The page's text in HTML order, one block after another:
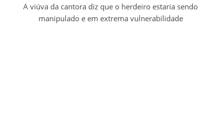
A viúva da cantora diz que o herdeiro estaria sendo
manipulado e em extrema vulnerabilidade